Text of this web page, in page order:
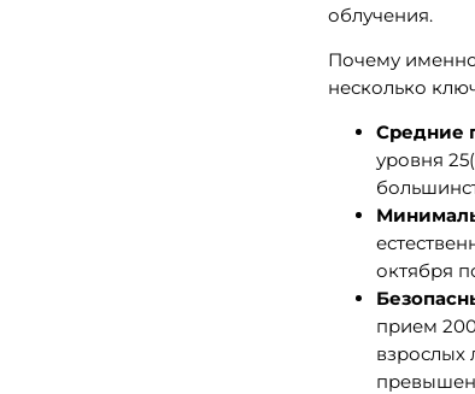
облучения.
Почему
несколько
Средние
уровня
октября
прием
взрослых